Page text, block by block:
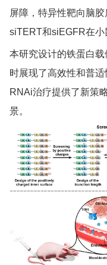
屏障，特异性靶向脑
siTERT和siEGFR在小
本研究设计的铁蛋白
时展现了高效性和普
RNAi治疗提供了新策
景。